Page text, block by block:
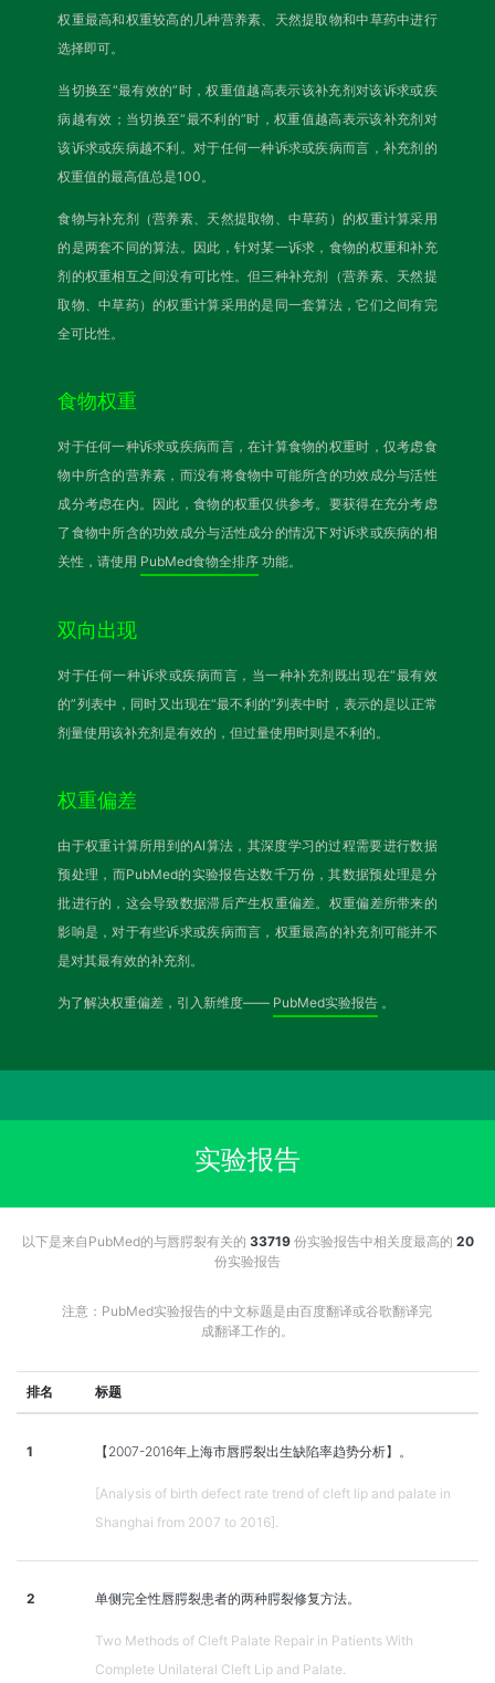
权重最高和权重较高的几种营养素、天然提取物和中草药中进行
选择即可。
当切换至“最有效的”时，权重值越高表示该补充剂对该诉求或疾
病越有效；当切换至“最不利的”时，权重值越高表示该补充剂对
该诉求或疾病越不利。对于任何一种诉求或疾病而言，补充剂的
权重值的最高值总是100。
食物与补充剂（营养素、天然提取物、中草药）的权重计算采用
的是两套不同的算法。因此，针对某一诉求，食物的权重和补充
剂的权重相互之间没有可比性。但三种补充剂（营养素、天然提
取物、中草药）的权重计算采用的是同一套算法，它们之间有完
全可比性。
食物权重
对于任何一种诉求或疾病而言，在计算食物的权重时，仅考虑食
物中所含的营养素，而没有将食物中可能所含的功效成分与活性
成分考虑在内。因此，食物的权重仅供参考。要获得在充分考虑
了食物中所含的功效成分与活性成分的情况下对诉求或疾病的相
关性，请使用 PubMed食物全排序 功能。
双向出现
对于任何一种诉求或疾病而言，当一种补充剂既出现在“最有效
的”列表中，同时又出现在“最不利的”列表中时，表示的是以正常
剂量使用该补充剂是有效的，但过量使用时则是不利的。
权重偏差
由于权重计算所用到的AI算法，其深度学习的过程需要进行数据
预处理，而PubMed的实验报告达数千万份，其数据预处理是分
批进行的，这会导致数据滞后产生权重偏差。权重偏差所带来的
影响是，对于有些诉求或疾病而言，权重最高的补充剂可能并不
是对其最有效的补充剂。
为了解决权重偏差，引入新维度—— PubMed实验报告 。
实验报告
以下是来自PubMed的与唇腭裂有关的 33719份实验报告中相关度最高的 20
份实验报告
注意：PubMed实验报告的中文标题是由百度翻译或谷歌翻译完
成翻译工作的。
排名 标题
1 【2007-2016年上海市唇腭裂出生缺陷率趋势分析】。
[Analysis of birth defect rate trend of cleft lip and palate in
Shanghai from 2007 to 2016].
2 单侧完全性唇腭裂患者的两种腭裂修复方法。
Two Methods of Cleft Palate Repair in Patients With
Complete Unilateral Cleft Lip and Palate.